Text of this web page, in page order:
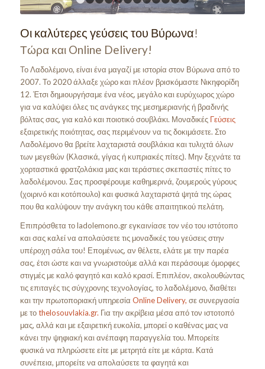
1 2 3 4 5 6 7 8 9 10 1112
Οι καλύτερες γεύσεις του Βύρωνα!
Τώρα και Online Delivery!
Το Λαδολέμονο, είναι ένα μαγαζί με ιστορία στον Βύρωνα από το
2007. Το 2020 άλλαξε χώρο και πλέον βρισκόμαστε Νικηφορίδη
12. Έτσι δημιουργήσαμε ένα νέος, μεγάλο και ευρύχωρος χώρο
για να καλύψει όλες τις ανάγκες της μεσημεριανής ή βραδινής
βόλτας σας, για καλό και ποιοτικό σουβλάκι. Μοναδικές Γεύσεις
εξαιρετικής ποιότητας, σας περιμένουν να τις δοκιμάσετε. Στο
Λαδολέμονο θα βρείτε λαχταριστά σουβλάκια και τυλιχτά όλων
των μεγεθών (Κλασικά, γίγας ή κυπριακές πίτες). Μην ξεχνάτε τα
χορταστικά φρατζολάκια μας και τεράστιες σκεπαστές πίτες το
λαδολέμονου. Σας προσφέρουμε καθημερινά, ζουμερούς γύρους
(χοιρινό και κοτόπουλο) και φυσικά λαχταριστά ψητά της ώρας
που θα καλύψουν την ανάγκη του κάθε απαιτητικού πελάτη.
Επιπρόσθετα το ladolemono.gr εγκαινίασε τον νέο του ιστότοπο
και σας καλεί να απολαύσετε τις μοναδικές του γεύσεις στην
υπέροχη σάλα του! Επομένως, αν θέλετε, ελάτε με την παρέα
σας, έτσι ώστε και να γνωριστούμε αλλά και περάσουμε όμορφες
στιγμές με καλό φαγητό και καλό κρασί. Επιπλέον, ακολουθώντας
τις επιταγές τις σύγχρονης τεχνολογίας, το λαδολέμονο, διαθέτει
και την πρωτοποριακή υπηρεσία Online Delivery, σε συνεργασία
με τοthelosouvlakia.gr. Για την ακρίβεια μέσα από τον ιστοτοπό
μας, αλλά και με εξαιρετική ευκολία, μπορεί ο καθένας μας να
κάνει την ψηφιακή και ανέπαφη παραγγελία του. Μπορείτε
φυσικά να πληρώσετε είτε με μετρητά είτε με κάρτα. Κατά
συνέπεια, μπορείτε να απολαύσετε τα φαγητά και